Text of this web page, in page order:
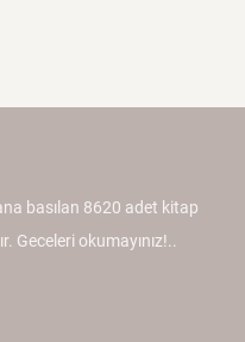
basılan 8620 adet kitap
Geceleri okumayınız!..